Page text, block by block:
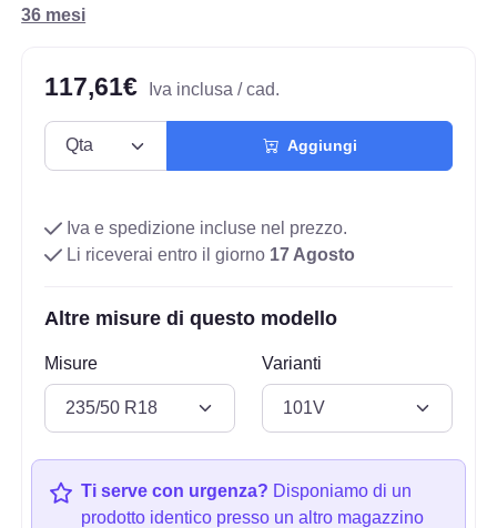
36 mesi
117,61€ Iva inclusa / cad.
Aggiungi
Iva e spedizione incluse nel prezzo.
Li riceverai entro il giorno 17 Agosto
Altre misure di questo modello
Misure Varianti
Ti serve con urgenza? Disponiamo di un
prodotto identico presso un altro magazzino